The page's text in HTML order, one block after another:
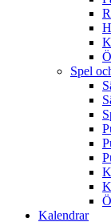
Spel
Kalendrar